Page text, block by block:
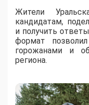
Жители
кандидатам,
и получить
формат
горожанами и
региона.